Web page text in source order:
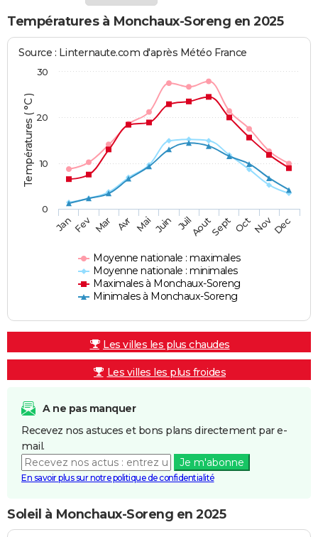
Températures à Monchaux-Soreng en 2025
Températures ( °C )
Source : Linternaute.com d'après Météo France
Moyenne nationale : maximales
Moyenne nationale : minimales
Maximales à Monchaux-Soreng
Minimales à Monchaux-Soreng
JanFev Mar Avr Mai Juin JuilAoutSept OctNovDec
0
10
20
30
Les villes les plus chaudes
Les villes les plus froides
A ne pas manquer
Recevez nos astuces et bons plans directement par e-
mail.
Je m'abonne
En savoir plus sur notre politique de confidentialité
Soleil à Monchaux-Soreng en 2025